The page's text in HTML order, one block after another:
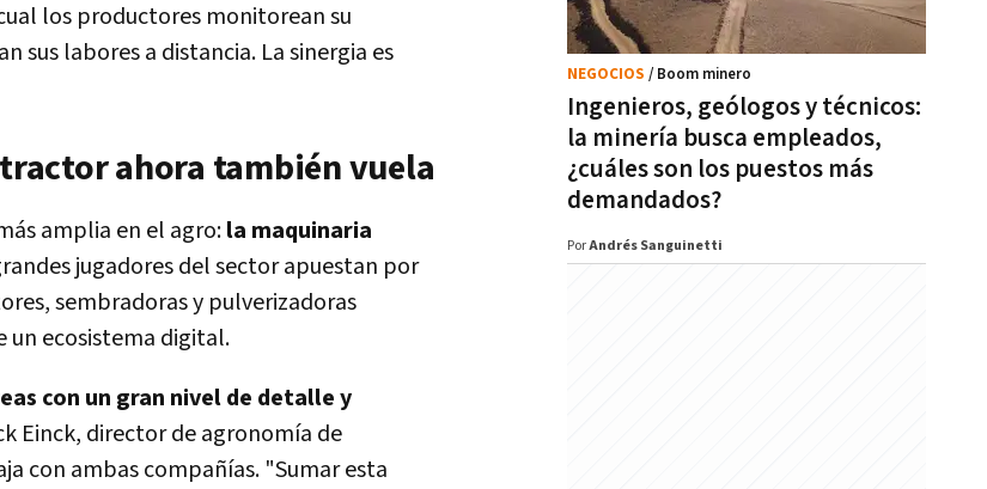
los productores monitorean su
sus labores a distancia. La sinergia es
ahora también vuela
amplia en el agro:la maquinaria
jugadores del sector apuestan por
sembradoras y pulverizadoras
un ecosistema digital.
con un gran nivel de detalle y
Einck, director de agronomía de
con ambas compañías. "Sumar esta
Ingenieros, geólogos y técnicos:
la minería busca empleados,
¿cuáles son los puestos más
demandados?
NEGOCIOS / Boom minero
PorAndrés Sanguinetti